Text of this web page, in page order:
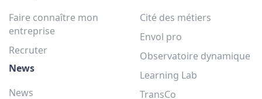
Faire connaître mon
entreprise
Recruter
News
News
Cité des métiers
Envol pro
Observatoire dynamique
Learning Lab
TransCo